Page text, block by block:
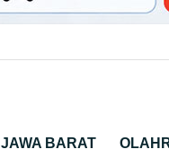
JAWA BARAT